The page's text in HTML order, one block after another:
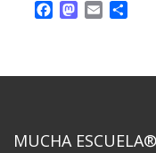
Facebook
Mastodon
Email
MUCHA ESCUELA®